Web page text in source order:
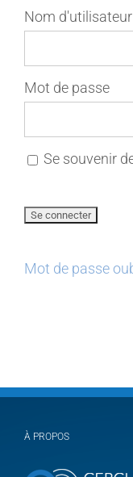
Nom d'utilisateur
Mot de passe
Se souvenir
Mot de passe
À PROPOS